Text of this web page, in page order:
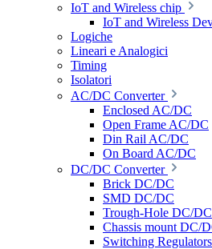
IoT and Wireless chip
IoT and Wireless
Logiche
Lineari e Analogici
Timing
Isolatori
AC/DC Converter
Enclosed AC/DC
Open Frame AC/DC
Din Rail AC/DC
On Board AC/DC
DC/DC Converter
Brick DC/DC
SMD DC/DC
Trough-Hole DC/DC
Chassis mount DC/
Switching